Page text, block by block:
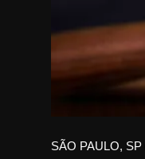
Esportes
Fama e TV
SÃO PAULO,